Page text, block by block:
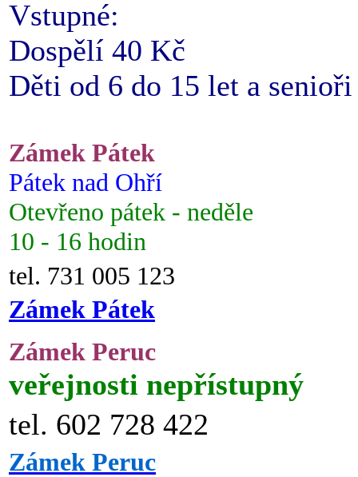
Vstupné:
Dospělí 40 Kč
Děti od 6 do 15 let a
Zámek Pátek
Pátek nad Ohří
Otevřeno pátek - neděle
10 - 16 hodin
tel. 731 005 123
Zámek Pátek
Zámek Peruc
veřejnosti nepřístupný
tel. 602 728 422
Zámek Peruc